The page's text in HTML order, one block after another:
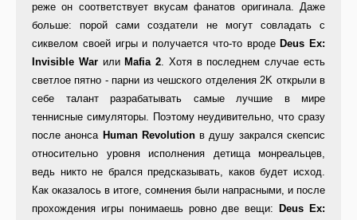
реже он соответствует вкусам фанатов оригинала. Даже
больше: порой сами создатели не могут совладать с
сиквелом своей игры и получается что-то вроде Deus Ex:
Invisible Warили Mafia 2. Хотя в последнем случае есть
светлое пятно - парни из чешского отделения 2K открыли в
себе талант разрабатывать самые лучшие в мире
теннисные симуляторы. Поэтому неудивительно, что сразу
после анонса Human Revolutionв душу закрался скепсис
относительно уровня исполнения детища монреальцев,
ведь никто не брался предсказывать, каков будет исход.
Как оказалось в итоге, сомнения были напрасными, и после
прохождения игры понимаешь ровно две вещи:
Deus Ex: